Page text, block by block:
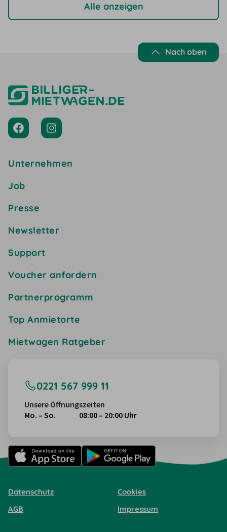
Alle anzeigen
Nach oben
Unternehmen
Job
Presse
Newsletter
Support
Voucher anfordern
Partnerprogramm
Top Anmietorte
Mietwagen Ratgeber
0221 567 999 11
Unsere Öffnungszeiten
Mo. – So.
08:00 – 20:00 Uhr
Datenschutz
Cookies
AGB
Impressum